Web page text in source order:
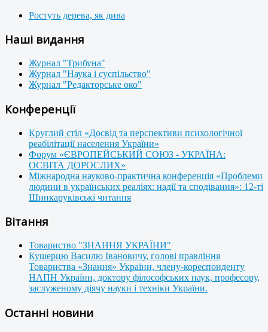
Ростуть дерева, як дива
Наші видання
Журнал "Трибуна"
Журнал "Наука і суспільство"
Журнал "Редакторське око"
Конференції
Круглий стіл «Досвід та перспективи психологічної
реабілітації населення України»
Форум «ЄВРОПЕЙСЬКИЙ СОЮЗ - УКРАЇНА:
ОСВІТА ДОРОСЛИХ»
Міжнародна науково-практична конференція «Проблеми
людини в українських реаліях: надії та сподівання»: 12-ті
Шинкаруківські читання
Вітання
Товариство "ЗНАННЯ УКРАЇНИ"
Кушерцю Василю Івановичу, голові правління
Товариства «Знання» України, члену-кореспонденту
НАПН України, доктору філософських наук, професору,
заслуженому діячу науки і техніки України.
Останні новини